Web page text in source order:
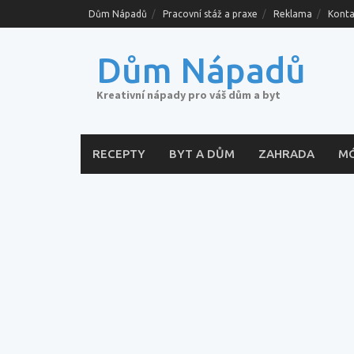
to
Dům Nápadů Pracovní stáž a praxe Reklama
Dům Nápadů
Kreativní nápady pro váš dům a byt
RECEPTY BYT A DŮM ZAHRADA